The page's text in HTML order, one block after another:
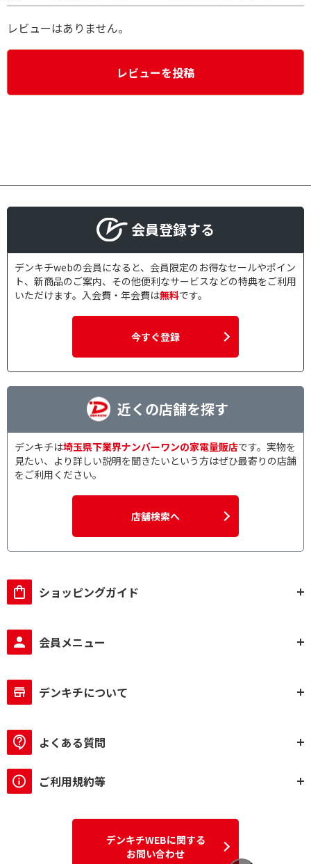
レビューはありません。
レビューを投稿
会員登録する
デンキチwebの会員になると、会員限定のお得なセールやポイン
ト、新商品のご案内、その他便利なサービスなどの特典をご利用
いただけます。入会費・年会費は無料です。
今すぐ登録
近くの店舗を探す
デンキチは埼玉県下業界ナンバーワンの家電量販店です。実物を
見たい、より詳しい説明を聞きたいという方はぜひ最寄りの店舗
をご利用ください。
店舗検索へ
ショッピングガイド
会員メニュー
デンキチについて
よくある質問
ご利用規約等
デンキチWEBに関する
お問い合わせ